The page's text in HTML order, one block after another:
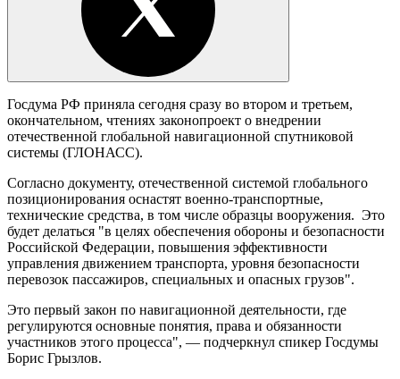
Госдума РФ приняла сегодня сразу во втором и третьем,
окончательном, чтениях законопроект о внедрении
отечественной глобальной навигационной спутниковой
системы (ГЛОНАСС).
Согласно документу, отечественной системой глобального
позиционирования оснастят военно-транспортные,
технические средства, в том числе образцы вооружения. Это
будет делаться "в целях обеспечения обороны и безопасности
Российской Федерации, повышения эффективности
управления движением транспорта, уровня безопасности
перевозок пассажиров, специальных и опасных грузов".
Это первый закон по навигационной деятельности, где
регулируются основные понятия, права и обязанности
участников этого процесса", — подчеркнул спикер Госдумы
Борис Грызлов.